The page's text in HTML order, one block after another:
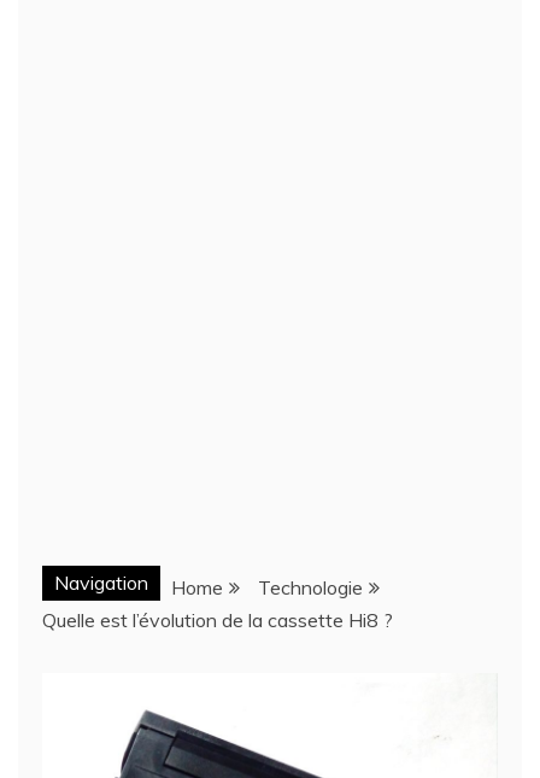
Navigation Home
Technologie
Quelle est l’évolution de la cassette Hi8 ?